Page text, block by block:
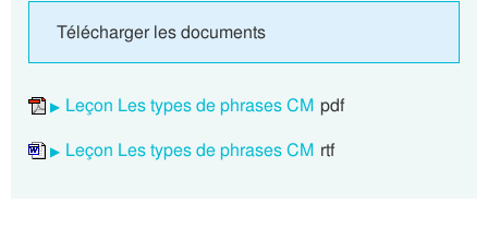
Télécharger les documents
Leçon Les types de phrases CM pdf
Leçon Les types de phrases CM rtf